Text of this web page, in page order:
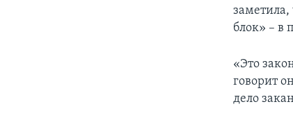
заметила,
блок» – в
«Это
говорит
дело